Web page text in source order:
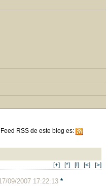
RSS de este blog es:
[+]
[*] [!] [<] [>]
09/2007 17:22:13*